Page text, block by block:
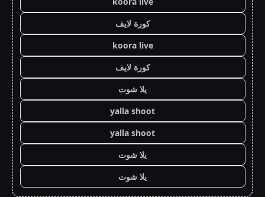
كورة لايف
koora live
كورة لايف
يلا شوت
yalla shoot
yalla shoot
يلا شوت
يلا شوت